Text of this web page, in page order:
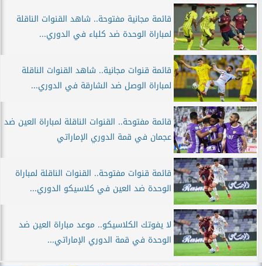
قائمة مجانية مفتوحة.. شاهد القنوات الناقلة
لمباراة الوحدة ضد كلباء في الدوري...
قائمة قنوات مجانية.. شاهد القنوات الناقلة
لمباراة الوصل ضد الشارقة في الدوري...
قائمة مفتوحة.. القنوات الناقلة لمباراة العين ضد
عجمان في قمة الدوري الإماراتي
قائمة قنوات مفتوحة.. القنوات الناقلة لمباراة
الوحدة ضد العين في كلاسيكو الدوري...
لا يفوتك الكلاسيكو.. موعد مباراة العين ضد
الوحدة في قمة الدوري الإماراتي...